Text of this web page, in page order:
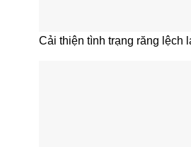
Cải thiện tình trạng răng lệch